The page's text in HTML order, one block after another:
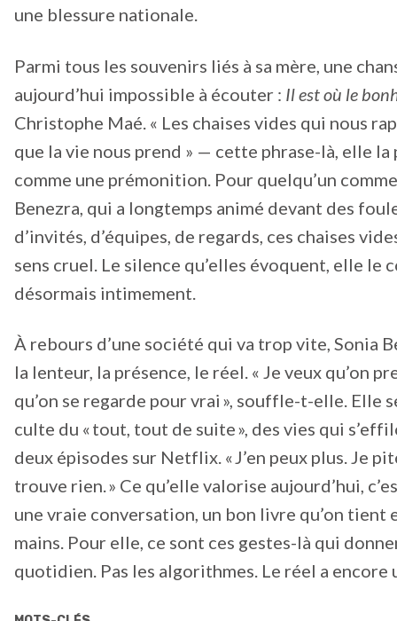
une blessure nationale.
Parmi tous les souvenirs liés à sa mère, une
aujourd’hui impossible à écouter : Il est où le
Christophe Maé. « Les chaises vides qui nous
que la vie nous prend » — cette phrase-là, elle
comme une prémonition. Pour quelqu’un
Benezra, qui a longtemps animé devant des
d’invités, d’équipes, de regards, ces chaises
sens cruel. Le silence qu’elles évoquent, elle le
désormais intimement.
À rebours d’une société qui va trop vite, Sonia
la lenteur, la présence, le réel. « Je veux qu’on
qu’on se regarde pour vrai », souffle-t-elle. Elle
culte du « tout, tout de suite », des vies qui
deux épisodes sur Netflix. « J’en peux plus. Je
trouve rien. » Ce qu’elle valorise aujourd’hui,
une vraie conversation, un bon livre qu’on tient
mains. Pour elle, ce sont ces gestes-là qui
quotidien. Pas les algorithmes. Le réel a encore